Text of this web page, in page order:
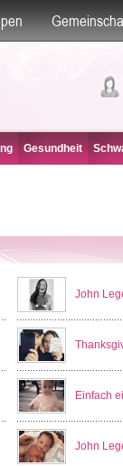
Gesundheit
John
Einfach
John